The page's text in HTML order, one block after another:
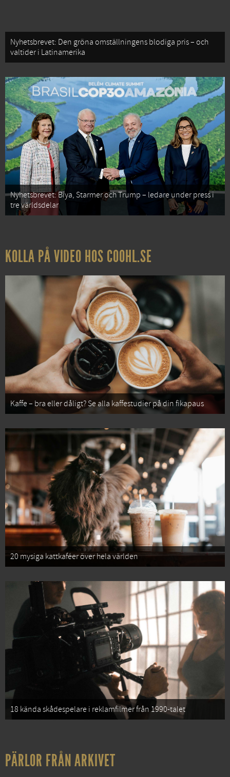
Nyhetsbrevet: Den gröna omställningens blodiga pris – och
valtider i Latinamerika
Nyhetsbrevet: Biya, Starmer och Trump – ledare under press i
tre världsdelar
KOLLA PÅ VIDEO HOS COOHL.SE
Kaffe – bra eller dåligt? Se alla kaffestudier på din fikapaus
20 mysiga kattkaféer över hela världen
18 kända skådespelare i reklamfilmer från 1990-talet
PÄRLOR FRÅN ARKIVET